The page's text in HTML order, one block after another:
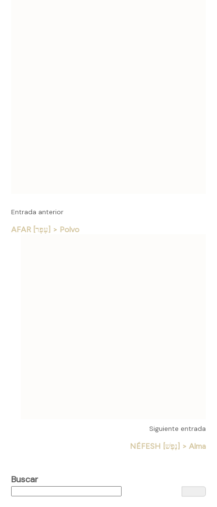
Entrada anterior
AFAR [עָפָר] > Polvo
Siguiente entrada
NÉFESH [נֶפֶשׁ] > Alma
Buscar